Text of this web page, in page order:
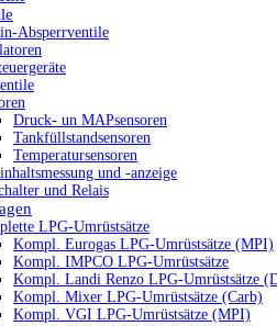
Absperrventile
Druck- un MAPsensoren
Tankfüllstandsensoren
Temperatursensoren
und -anzeige
und Relais
LPG-Umrüstsätze
Kompl. Eurogas LPG-Umrüstsätze (MPI)
Kompl. IMPCO LPG-Umrüstsätze
Kompl. Landi Renzo LPG-Umrüstsätze
Kompl. Mixer LPG-Umrüstsätze (Carb)
Kompl. VGI LPG-Umrüstsätze (MPI)